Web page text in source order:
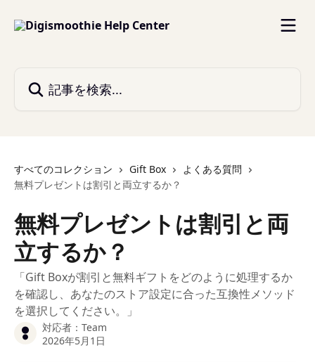
すべてのコレクション Gift Box
よくある質問
無料プレゼントは割引と両立するか？
無料プレゼントは割引と両
立するか？
「Gift Boxが割引と無料ギフトをどのように処理するか
を確認し、あなたのストア設定に合った互換性メソッド
を選択してください。」
対応者： Team
2026年5月1日